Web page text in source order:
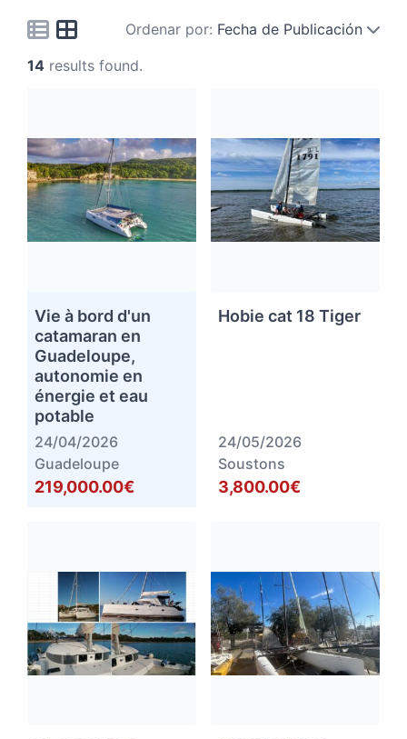
Ordenar por: Fecha de Publicación
14 results found.
Vie à bord d'un
catamaran en
Guadeloupe,
autonomie en
énergie et eau
potable
24/04/2026
Guadeloupe
219,000.00€
Hobie cat 18 Tiger
24/05/2026
Soustons
3,800.00€